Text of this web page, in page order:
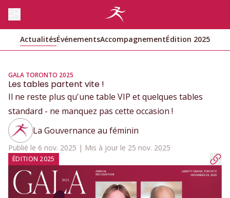
ActualitésÉvénementsAccompagnementÉdition 2025
GALA TORONTO 2025
Les tables partent vite !
Il ne reste plus qu'une table VIP et quelques tables
standard - ne manquez pas cette occasion !
La Gouvernance au féminin
Publié le 6 nov. 2025 | Mis à jour le 25 nov. 2025
ÉDITION 2025